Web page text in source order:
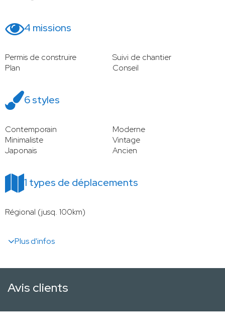
4 missions
Permis de construire
Suivi de chantier
Plan
Conseil
6 styles
Contemporain
Moderne
Minimaliste
Vintage
Japonais
Ancien
1 types de déplacements
Régional (jusq. 100km)
Plus d'infos
Avis clients